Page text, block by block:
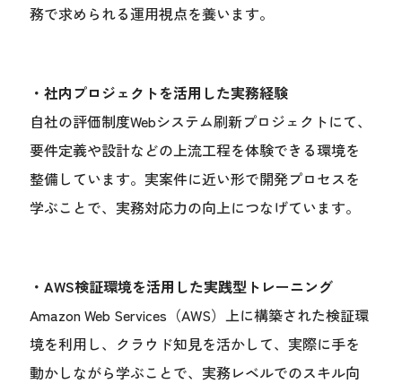
務で求められる運用視点を養います。
・社内プロジェクトを活用した実務経験
自社の評価制度Webシステム刷新プロジェクトにて、
要件定義や設計などの上流工程を体験できる環境を
整備しています。実案件に近い形で開発プロセスを
学ぶことで、実務対応力の向上につなげています。
・AWS検証環境を活用した実践型トレーニング
Amazon Web Services（AWS）上に構築された検証環
境を利用し、クラウド知見を活かして、実際に手を
動かしながら学ぶことで、実務レベルでのスキル向